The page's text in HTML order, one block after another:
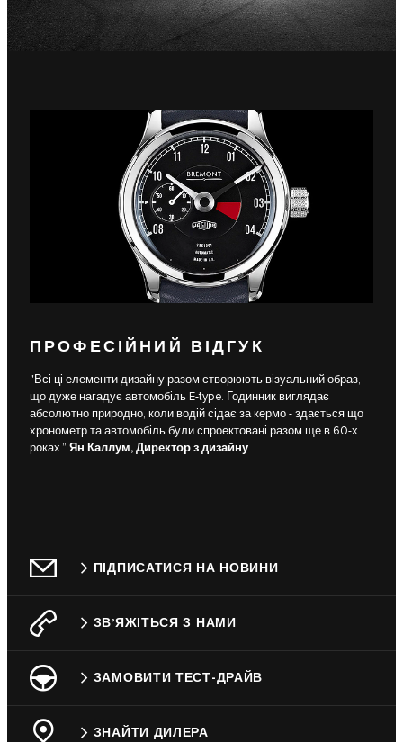
ПРОФЕСІЙНИЙ ВІДГУК
"Всі ці елементи дизайну разом створюють візуальний образ,
що дуже нагадує автомобіль E‑type. Годинник виглядає
абсолютно природно, коли водій сідає за кермо - здається що
хронометр та автомобіль були спроектовані разом ще в 60-х
роках.” Ян Каллум, Директор з дизайну
ПІДПИСАТИСЯ НА НОВИНИ
ЗВ’ЯЖІТЬСЯ З НАМИ
ЗАМОВИТИ ТЕСТ-ДРАЙВ
ЗНАЙТИ ДИЛЕРА